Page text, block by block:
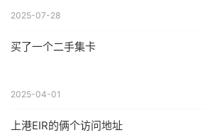
2025-07-28
买了一个二手集卡
2025-04-01
上港EIR的俩个访问地址